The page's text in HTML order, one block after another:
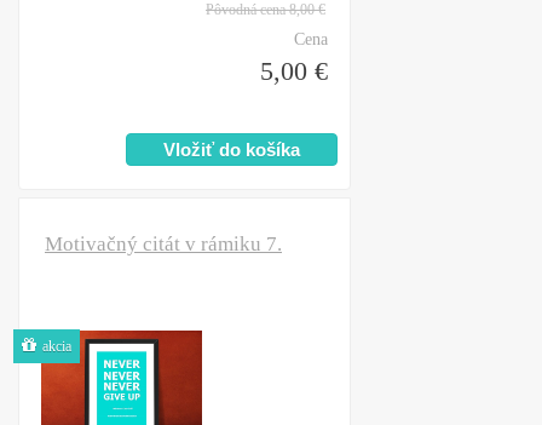
Pôvodná cena8,00 €
Cena
5,00 €
Motivačný citát v rámiku 7.
akcia